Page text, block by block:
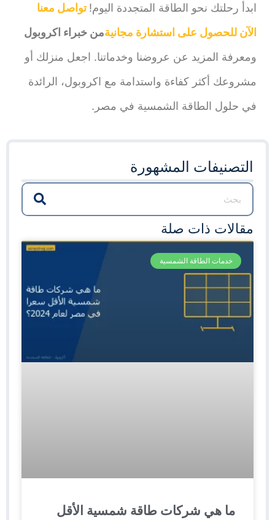
ابدأ رحلتك نحو الطاقة المتجددة اليوم! تواصل معنا
الآن للحصول على استشارة مجانيةمن خبراء اكروبول
ومعرفة المزيد عن عروضنا وخدماتنا. اجعل منزلك أو
مشروعك أكثر كفاءة واستدامة مع اكروبول، الرائدة
في حلول الطاقة الشمسية في مصر.
التصنيفات المشهورة
مقالات ذات صلة
خدمات الطاقة الشمسية
ما هي شركات طاقة شمسية الأقل